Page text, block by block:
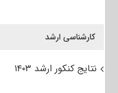
کارشناسی ارشد
نتایج کنکور ارشد ۱۴۰۳